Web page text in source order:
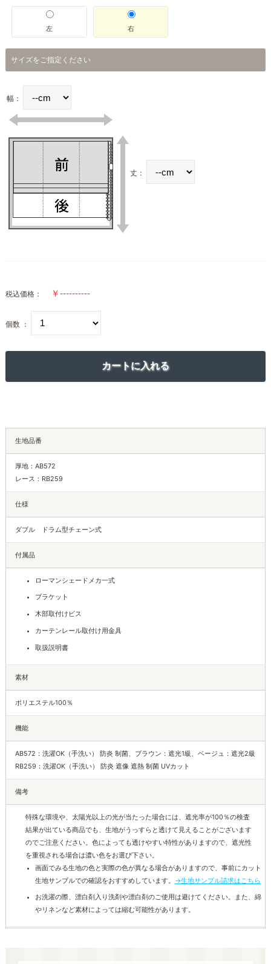
左 右
サイズをご指定ください
幅：
丈：
税込価格：
個数 ：
生地品番
厚地：AB572
レース：RB259
仕様
ダブル ドラム型チェーン式
付属品
ローマンシェードメカ一式
ブラケット
木部取付けビス
カーテンレール取付け用金具
取扱説明書
素材
ポリエステル100％
機能
AB572：洗濯OK（手洗い） 防炎 制菌、ブラウン：遮光1級、ベージュ：遮光2級
RB259：洗濯OK（手洗い） 防炎 遮像 遮熱 制菌 UVカット
備考
特殊な環境や、太陽光以上の光が当たった場合には、遮光率が100％の検査
結果が出ている商品でも、生地がうっすらと透けて見えることがございます
のでご注意ください。色によっても透けやすい特性がありますので、遮光性
を重視される場合は濃い色をお選び下さい。
画面でみる生地の色と実際の色が異なる場合がありますので、事前にカット
生地サンプルでの確認をおすすめしています。 →生地サンプル請求はこちら
お洗濯の際、漂白剤入り洗剤や漂白剤のご使用は避けてください。また、綿
やリネンなど素材によっては縮む可能性があります。